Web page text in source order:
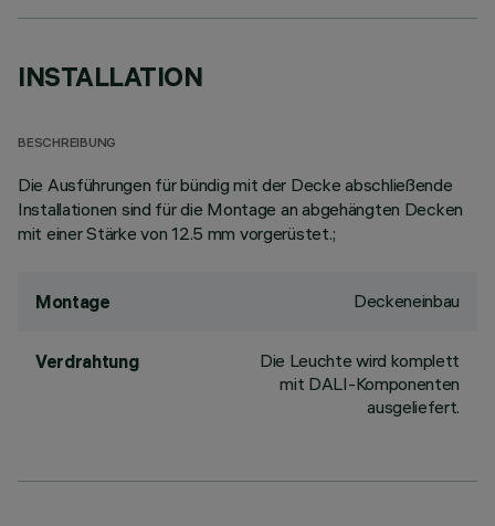
INSTALLATION
BESCHREIBUNG
Die Ausführungen für bündig mit der Decke abschließende
Installationen sind für die Montage an abgehängten Decken
mit einer Stärke von 12.5 mm vorgerüstet.;
Montage Deckeneinbau
Verdrahtung
Die Leuchte wird komplett
mit DALI-Komponenten
ausgeliefert.